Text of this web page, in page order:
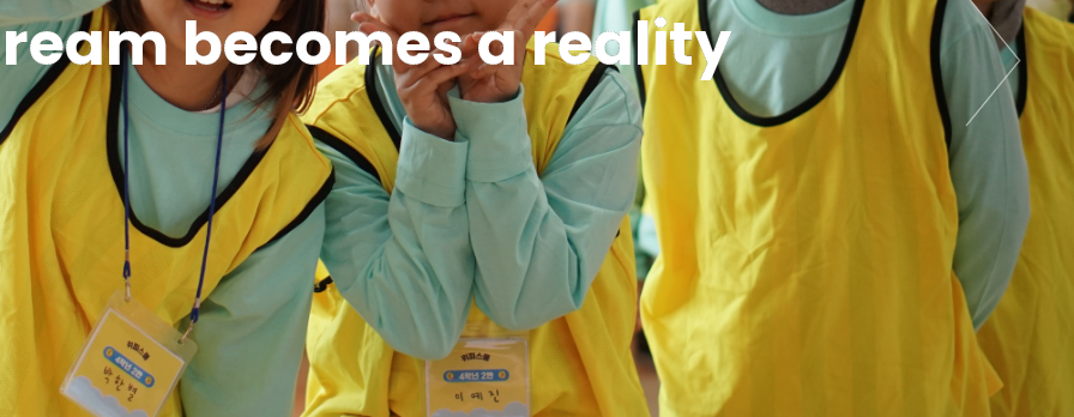
becomes a reality